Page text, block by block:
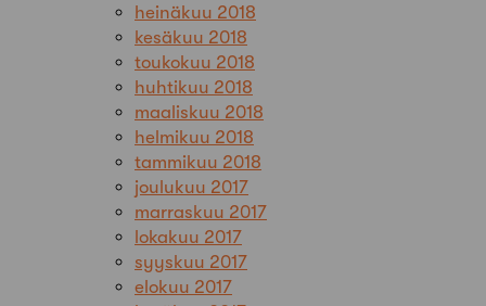
heinäkuu 2018
kesäkuu 2018
toukokuu 2018
huhtikuu 2018
maaliskuu 2018
helmikuu 2018
tammikuu 2018
joulukuu 2017
marraskuu 2017
lokakuu 2017
syyskuu 2017
elokuu 2017